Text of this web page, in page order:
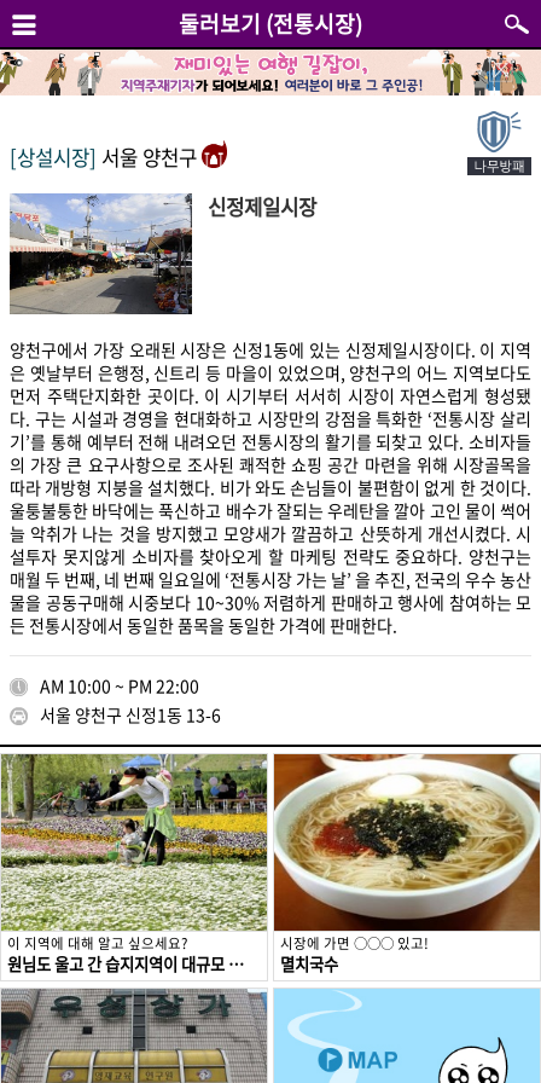
둘러보기 (전통시장)
[상설시장] 서울 양천구
신정제일시장
양천구에서 가장 오래된 시장은 신정1동에 있는 신정제일시장이다. 이 지역
은 옛날부터 은행정, 신트리 등 마을이 있었으며, 양천구의 어느 지역보다도
먼저 주택단지화한 곳이다. 이 시기부터 서서히 시장이 자연스럽게 형성됐
다. 구는 시설과 경영을 현대화하고 시장만의 강점을 특화한 ‘전통시장 살리
기’를 통해 예부터 전해 내려오던 전통시장의 활기를 되찾고 있다. 소비자들
의 가장 큰 요구사항으로 조사된 쾌적한 쇼핑 공간 마련을 위해 시장골목을
따라 개방형 지붕을 설치했다. 비가 와도 손님들이 불편함이 없게 한 것이다.
울퉁불퉁한 바닥에는 푹신하고 배수가 잘되는 우레탄을 깔아 고인 물이 썩어
늘 악취가 나는 것을 방지했고 모양새가 깔끔하고 산뜻하게 개선시켰다. 시
설투자 못지않게 소비자를 찾아오게 할 마케팅 전략도 중요하다. 양천구는
매월 두 번째, 네 번째 일요일에 ‘전통시장 가는 날’ 을 추진, 전국의 우수 농산
물을 공동구매해 시중보다 10~30% 저렴하게 판매하고 행사에 참여하는 모
든 전통시장에서 동일한 품목을 동일한 가격에 판매한다.
AM 10:00 ~ PM 22:00
서울 양천구 신정1동 13-6
이 지역에 대해 알고 싶으세요?
원님도 울고 간 습지지역이 대규모 아파트 단지로, 양천구
시장에 가면 ○○○ 있고!
멸치국수